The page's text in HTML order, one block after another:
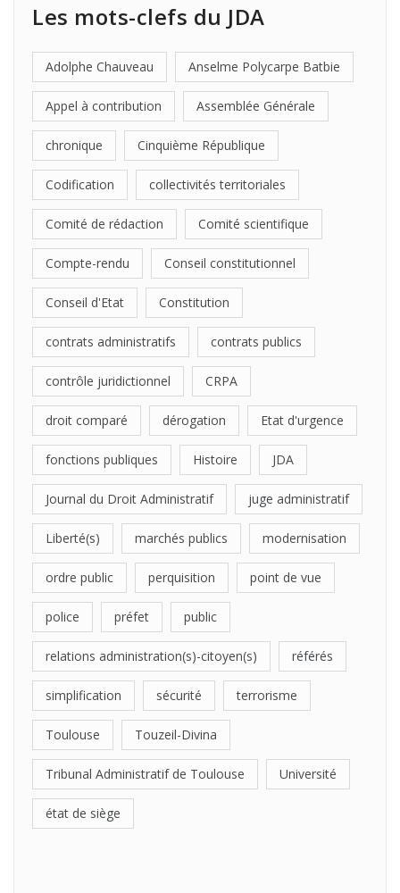
Les mots-clefs du JDA
Adolphe Chauveau Anselme Polycarpe Batbie
Appel à contribution Assemblée Générale
chronique Cinquième République
Codification collectivités territoriales
Comité de rédaction Comité scientifique
Compte-rendu Conseil constitutionnel
Conseil d'Etat Constitution
contrats administratifs contrats publics
contrôle juridictionnel CRPA
droit comparé dérogation Etat d'urgence
fonctions publiques Histoire JDA
Journal du Droit Administratif juge administratif
Liberté(s) marchés publics modernisation
ordre public perquisition point de vue
police préfet public
relations administration(s)-citoyen(s) référés
simplification sécurité terrorisme
Toulouse Touzeil-Divina
Tribunal Administratif de Toulouse Université
état de siège